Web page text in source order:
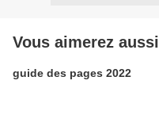
Vous aimerez aussi
guide des pages 2022